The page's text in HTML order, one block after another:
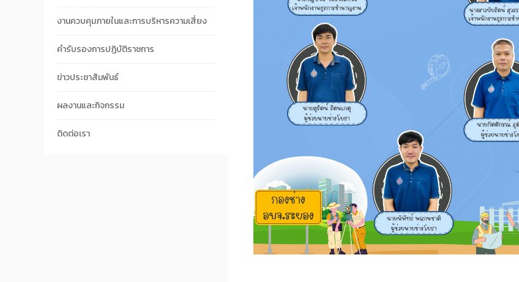
งานควบคุมภายในและการบริหารความเสี่ยง
คำรับรองการปฏิบัติราชการ
ข่าวประชาสัมพันธ์
ผลงานและกิจกรรม
ติดต่อเรา